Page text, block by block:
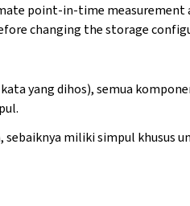
point-in-time
changing the storage
yang dihos), semua
miliki simpul khusus